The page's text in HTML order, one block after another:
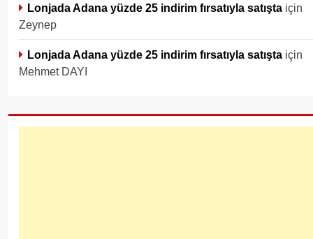
Lonjada Adana yüzde 25 indirim fırsatıyla satışta için
Zeynep
Lonjada Adana yüzde 25 indirim fırsatıyla satışta için
Mehmet DAYI